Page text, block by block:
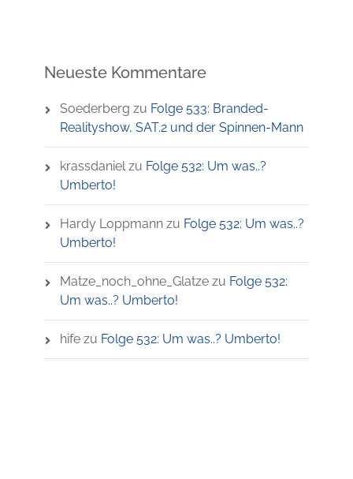
Neueste Kommentare
Soederberg zu Folge 533: Branded-
Realityshow, SAT.2 und der Spinnen-Mann
krassdanielzu Folge 532: Um was..?
Umberto!
Hardy Loppmannzu Folge 532: Um was..?
Umberto!
Matze_noch_ohne_Glatzezu Folge 532:
Um was..? Umberto!
hifezu Folge 532: Um was..? Umberto!